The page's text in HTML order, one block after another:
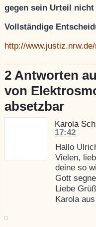
gegen sein Urteil nicht
Vollständige
http://
2 Antworten
von
absetzbar
Karola
17:42
Hallo
Vielen,
deine so
Gott
Liebe
Karola